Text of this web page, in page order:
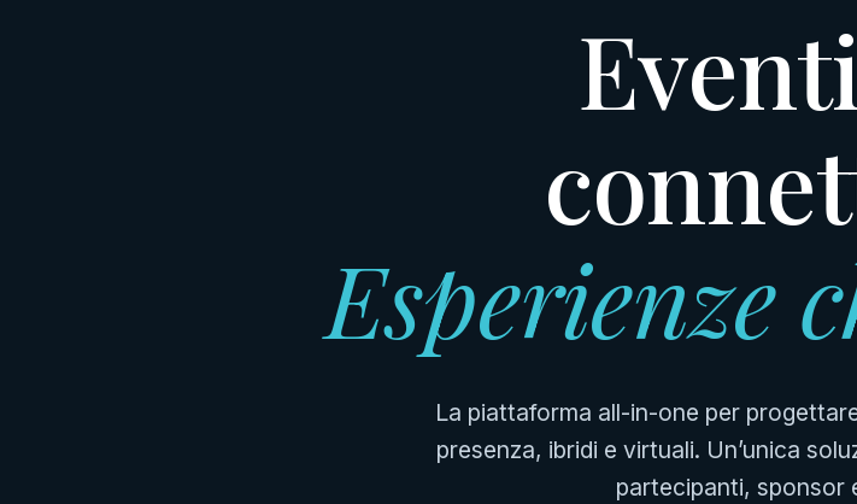
Esperienze
La piattaforma all-in-one per
presenza, ibridi e virtuali. Un’unica
partecipanti, sponsor